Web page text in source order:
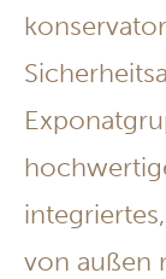
von außen